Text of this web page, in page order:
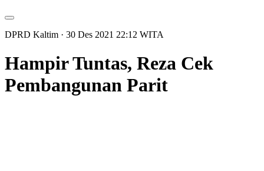
DPRD Kaltim · 30 Des 2021 22:12 WITA
Hampir Tuntas, Reza Cek
Pembangunan Parit